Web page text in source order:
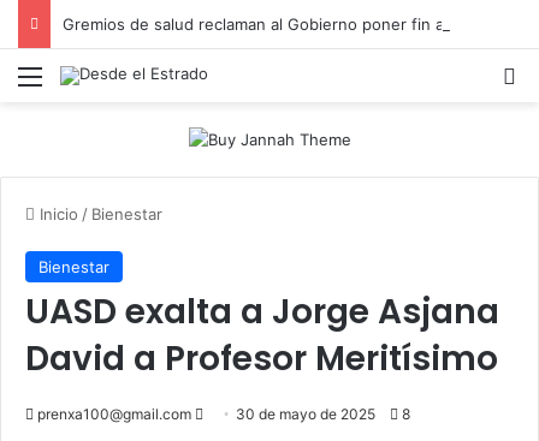
Menú
Inicio / Bienestar
Bienestar
UASD exalta a Jorge Asjana
David a Profesor Meritísimo
prenxa100@gmail.com
Send 30 de mayo de 2025 8